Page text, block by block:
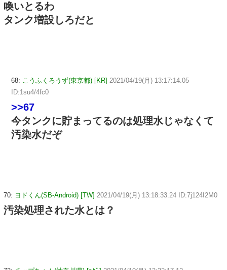
喚いとるわ
タンク増設しろだと
68: こうふくろうず(東京都) [KR] 2021/04/19(月) 13:17:14.05
ID:1su4/4fc0
>>67
今タンクに貯まってるのは処理水じゃなくて
汚染水だぞ
70: ヨドくん(SB-Android) [TW] 2021/04/19(月) 13:18:33.24 ID:7j124I2M0
汚染処理された水とは？